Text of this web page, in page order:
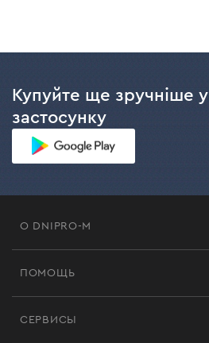
Купуйте ще зручніше у
застосунку
О DNIPRO-M
ПОМОЩЬ
СЕРВИСЫ